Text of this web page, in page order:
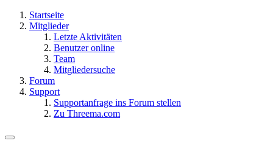
Startseite
Mitglieder
Letzte Aktivitäten
Benutzer online
Team
Mitgliedersuche
Forum
Support
Supportanfrage ins Forum stellen
Zu Threema.com